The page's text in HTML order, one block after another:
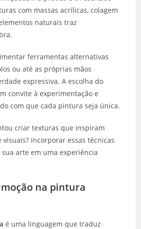
com massas acrílicas, colagem
naturais traz
ferramentas alternativas
ou até as próprias mãos
expressiva. A escolha do
convite à experimentação e
com que cada pintura seja única.
criar texturas que inspiram
visuais? Incorporar essas técnicas
arte em uma experiência
na pintura
é uma linguagem que traduz